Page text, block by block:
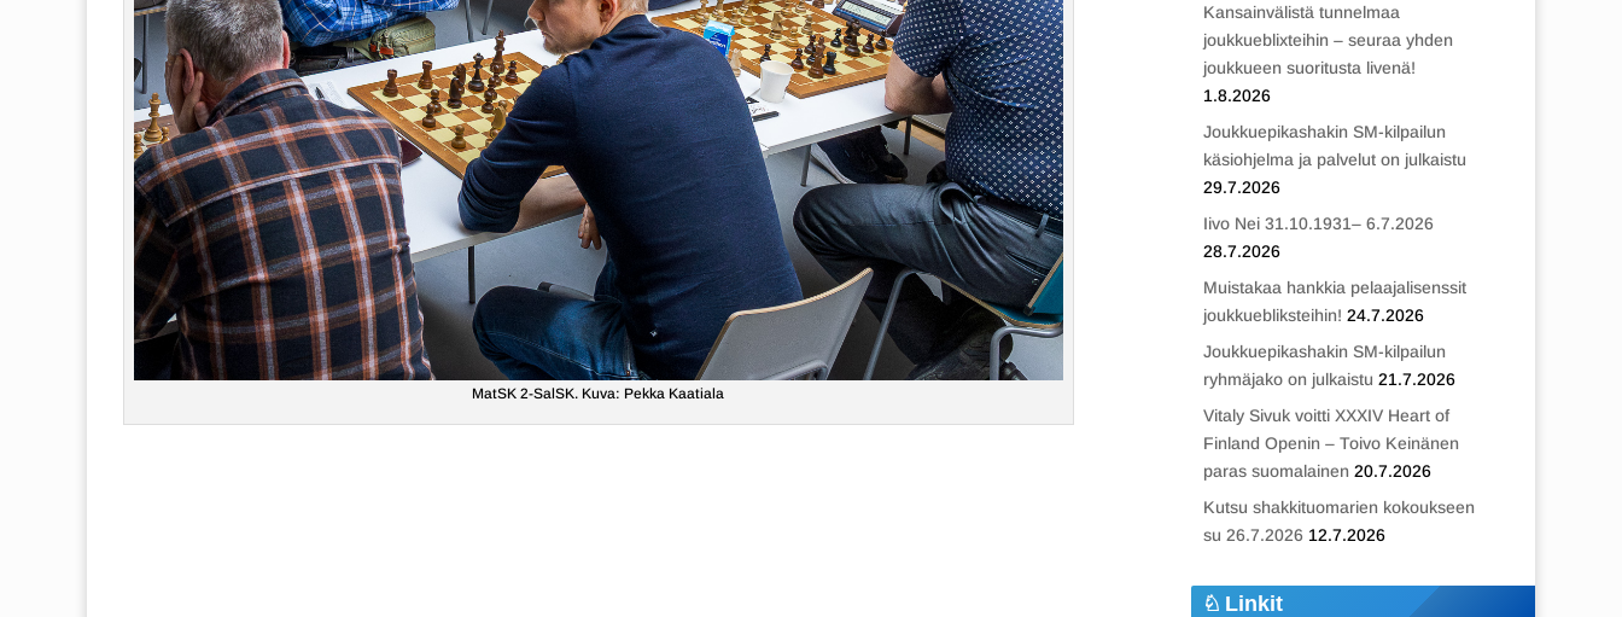
MatSK 2-SalSK. Kuva: Pekka Kaatiala
Kansainvälistä tunnelmaa
joukkueblixteihin – seuraa yhden
joukkueen suoritusta livenä!
1.8.2026
Joukkuepikashakin SM-kilpailun
käsiohjelma ja palvelut on julkaistu
29.7.2026
Iivo Nei 31.10.1931– 6.7.2026
28.7.2026
Muistakaa hankkia pelaajalisenssit
joukkuebliksteihin! 24.7.2026
Joukkuepikashakin SM-kilpailun
ryhmäjako on julkaistu 21.7.2026
Vitaly Sivuk voitti XXXIV Heart of
Finland Openin – Toivo Keinänen
paras suomalainen 20.7.2026
Kutsu shakkituomarien kokoukseen
su 26.7.2026 12.7.2026
Linkit